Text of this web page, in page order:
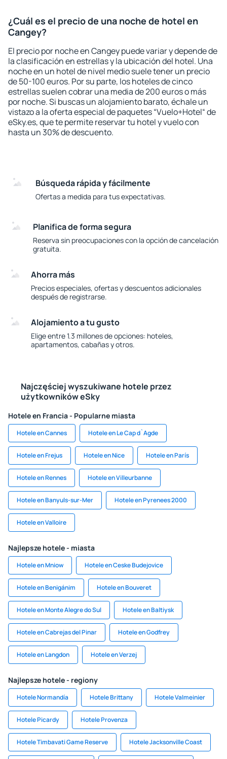
¿Cuál es el precio de una noche de hotel en
Cangey?
El precio por noche en Cangey puede variar y depende de
la clasificación en estrellas y la ubicación del hotel. Una
noche en un hotel de nivel medio suele tener un precio
de 50-100 euros. Por su parte, los hoteles de cinco
estrellas suelen cobrar una media de 200 euros o más
por noche. Si buscas un alojamiento barato, échale un
vistazo a la oferta especial de paquetes “Vuelo+Hotel“ de
eSky.es, que te permite reservar tu hotel y vuelo con
hasta un 30% de descuento.
Búsqueda rápida y fácilmente
Ofertas a medida para tus expectativas.
Planifica de forma segura
Reserva sin preocupaciones con la opción de cancelación
gratuita.
Ahorra más
Precios especiales, ofertas y descuentos adicionales
después de registrarse.
Alojamiento a tu gusto
Elige entre 1.3 millones de opciones: hoteles,
apartamentos, cabañas y otros.
Najczęściej wyszukiwane hotele przez
użytkowników eSky
Hotele en Francia - Popularne miasta
Hotele en Cannes Hotele en Le Cap d`Agde
Hotele en Frejus Hotele en Nice Hotele en París
Hotele en Rennes Hotele en Villeurbanne
Hotele en Banyuls-sur-Mer Hotele en Pyrenees 2000
Hotele en Valloire
Najlepsze hotele - miasta
Hotele en Mniow Hotele en Ceske Budejovice
Hotele en Benigánim Hotele en Bouveret
Hotele en Monte Alegre do Sul Hotele en Baltiysk
Hotele en Cabrejas del Pinar Hotele en Godfrey
Hotele en Langdon Hotele en Verzej
Najlepsze hotele - regiony
Hotele Normandía Hotele Brittany Hotele Valmeinier
Hotele Picardy Hotele Provenza
Hotele Timbavati Game Reserve Hotele Jacksonville Coast